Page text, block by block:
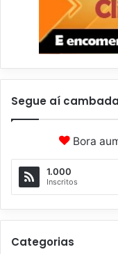
Segue aí
Bora
1.000
Inscritos
Categorias